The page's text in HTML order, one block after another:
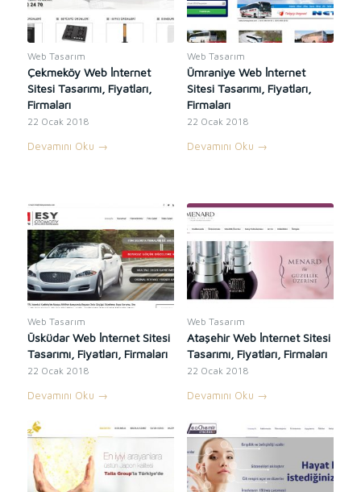
Web Tasarım
Çekmeköy Web İnternet
Sitesi Tasarımı, Fiyatları,
Firmaları
22 Ocak 2018
Devamını Oku →
Web Tasarım
Ümraniye Web İnternet
Sitesi Tasarımı, Fiyatları,
Firmaları
22 Ocak 2018
Devamını Oku →
Web Tasarım
Üsküdar Web İnternet Sitesi
Tasarımı, Fiyatları, Firmaları
22 Ocak 2018
Devamını Oku →
Web Tasarım
Ataşehir Web İnternet Sitesi
Tasarımı, Fiyatları, Firmaları
22 Ocak 2018
Devamını Oku →